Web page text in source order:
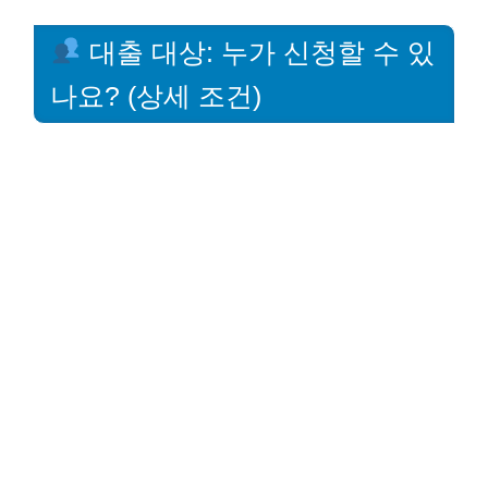
대출 대상: 누가 신청할 수 있
나요? (상세 조건)